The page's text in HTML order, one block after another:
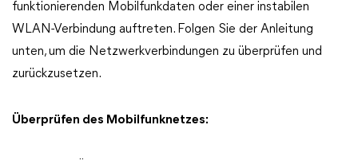
funktionierenden Mobilfunkdaten oder einer instabilen
WLAN-Verbindung auftreten. Folgen Sie der Anleitung
unten, um die Netzwerkverbindungen zu überprüfen und
zurückzusetzen.
Überprüfen des Mobilfunknetzes: